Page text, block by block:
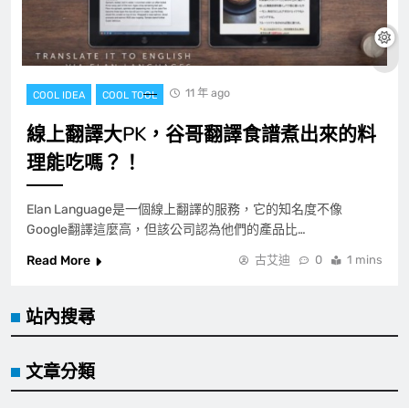
COOL IDEA COOL TOOL 11 年 ago
線上翻譯大PK，谷哥翻譯食譜煮出來的料
理能吃嗎？！
Elan Language是一個線上翻譯的服務，它的知名度不像
Google翻譯這麼高，但該公司認為他們的產品比…
Read More
古艾迪 0 1 mins
站內搜尋
文章分類